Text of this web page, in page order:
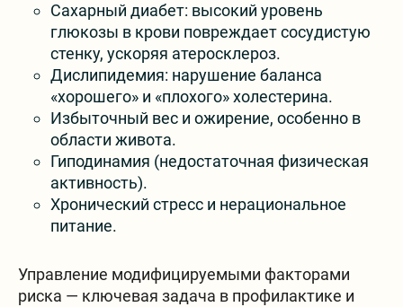
Сахарный диабет: высокий уровень
глюкозы в крови повреждает сосудистую
стенку, ускоряя атеросклероз.
Дислипидемия: нарушение баланса
«хорошего» и «плохого» холестерина.
Избыточный вес и ожирение, особенно в
области живота.
Гиподинамия (недостаточная физическая
активность).
Хронический стресс и нерациональное
питание.
Управление модифицируемыми факторами
риска — ключевая задача в профилактике и